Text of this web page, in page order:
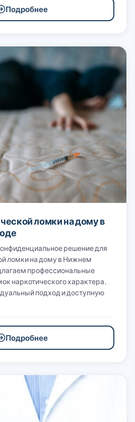
Подробнее
ломки на дому в
решение для
ломки на дому в Нижнем
профессиональные
наркотического характера,
подход и доступную
Подробнее